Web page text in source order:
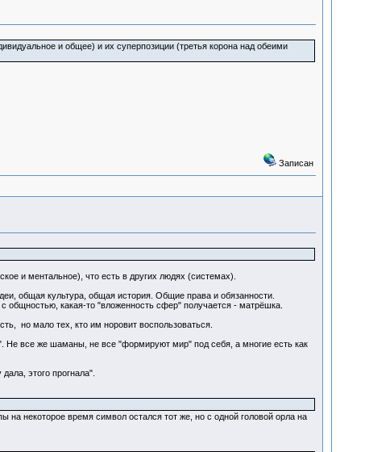
и общее) и их суперпозиции (третья корона над обеими
Записан
и ментальное), что есть в других людях (системах).
общая культура, общая история. Общие права и обязанности.
какая-то "вложенность сфер" получается - матрёшка.
но мало тех, кто им норовит воспользоваться.
Не все же шаманы, не все "формируют мир" под себя, а многие есть как
этого прогнала".
некоторое время символ остался тот же, но с одной головой орла на